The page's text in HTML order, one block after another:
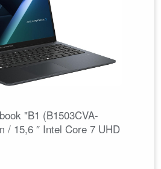
"B1 (B1503CVA-
/ 15,6 ″ Intel Core 7 UHD